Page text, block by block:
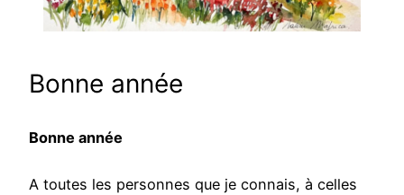
Bonne année
Bonne année
A toutes les personnes que je connais, à celles